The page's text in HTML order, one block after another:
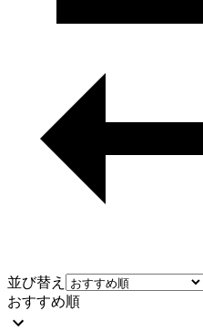
並び替え
おすすめ順